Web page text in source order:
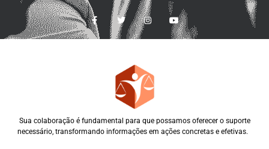
Sua colaboração é fundamental para que possamos oferecer o suporte
necessário, transformando informações em ações concretas e efetivas.